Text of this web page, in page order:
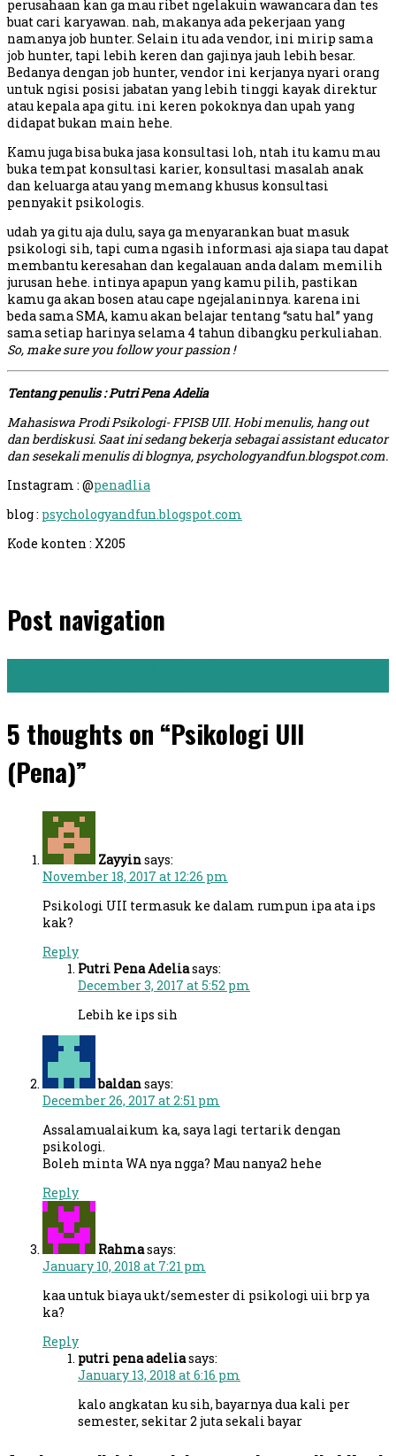
perusahaan kan ga mau ribet ngelakuin wawancara dan tes
buat cari karyawan. nah, makanya ada pekerjaan yang
namanya job hunter. Selain itu ada vendor, ini mirip sama
job hunter, tapi lebih keren dan gajinya jauh lebih besar.
Bedanya dengan job hunter, vendor ini kerjanya nyari orang
untuk ngisi posisi jabatan yang lebih tinggi kayak direktur
atau kepala apa gitu. ini keren pokoknya dan upah yang
didapat bukan main hehe.
Kamu juga bisa buka jasa konsultasi loh, ntah itu kamu mau
buka tempat konsultasi karier, konsultasi masalah anak
dan keluarga atau yang memang khusus konsultasi
pennyakit psikologis.
udah ya gitu aja dulu, saya ga menyarankan buat masuk
psikologi sih, tapi cuma ngasih informasi aja siapa tau dapat
membantu keresahan dan kegalauan anda dalam memilih
jurusan hehe. intinya apapun yang kamu pilih, pastikan
kamu ga akan bosen atau cape ngejalaninnya. karena ini
beda sama SMA, kamu akan belajar tentang “satu hal” yang
sama setiap harinya selama 4 tahun dibangku perkuliahan.
So, make sure you follow your passion !
Tentang penulis : Putri Pena Adelia
Mahasiswa Prodi Psikologi- FPISB UII. Hobi menulis, hang out
dan berdiskusi. Saat ini sedang bekerja sebagai assistant educator
dan sesekali menulis di blognya, psychologyandfun.blogspot.com.
Instagram : @penadlia
blog : psychologyandfun.blogspot.com
Kode konten : X205
Post navigation
5 thoughts on “Psikologi UII
(Pena)”
Zayyinsays:
November 18, 2017 at 12:26 pm
Psikologi UII termasuk ke dalam rumpun ipa ata ips
kak?
Reply
Putri Pena Adeliasays:
December 3, 2017 at 5:52 pm
Lebih ke ips sih
baldansays:
December 26, 2017 at 2:51 pm
Assalamualaikum ka, saya lagi tertarik dengan
psikologi.
Boleh minta WA nya ngga? Mau nanya2 hehe
Reply
Rahmasays:
January 10, 2018 at 7:21 pm
kaa untuk biaya ukt/semester di psikologi uii brp ya
ka?
Reply
putri pena adeliasays:
January 13, 2018 at 6:16 pm
kalo angkatan ku sih, bayarnya dua kali per
semester, sekitar 2 juta sekali bayar